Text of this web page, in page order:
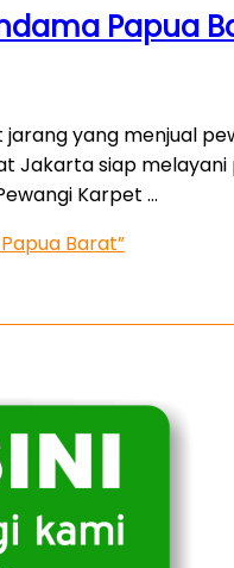
Papua
yang menjual
Jakarta siap
Karpet …
Barat”